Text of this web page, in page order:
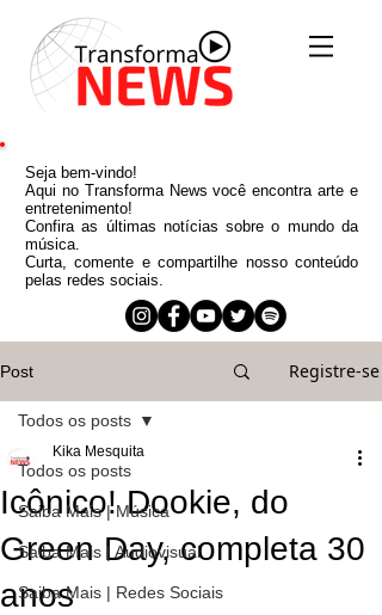
Seja bem-vindo!
Aqui no Transforma News você encontra arte e
entretenimento!
Confira as últimas notícias sobre o mundo da
música.
Curta, comente e compartilhe nosso conteúdo
pelas redes sociais.
Post Registre-se
Todos os posts
Saiba Mais | Música
Saiba Mais | Audiovisual
Saiba Mais | Redes Sociais
Todos os posts
Icônico! Dookie, do
Green Day, completa 30
anos
Kika Mesquita